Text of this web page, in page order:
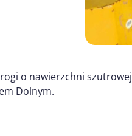
o nawierzchni szutrowej
Dolnym.